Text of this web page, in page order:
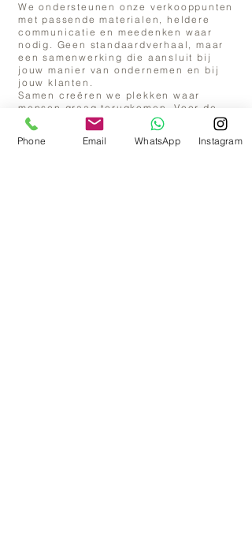
We ondersteunen onze verkooppunten
met passende materialen, heldere
communicatie en meedenken waar
nodig. Geen standaardverhaal, maar
een samenwerking die aansluit bij
jouw manier van ondernemen en bij
jouw klanten.
Samen creëren we plekken waar
mensen graag terugkomen. Voor de
sfeer. Voor het gevoel. Voor dat ene
moment.
Phone Email WhatsApp Instagram